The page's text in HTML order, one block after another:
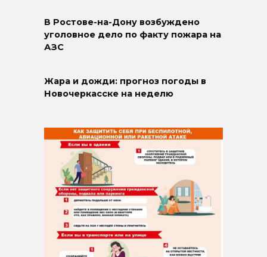
В Ростове-на-Дону возбуждено
уголовное дело по факту пожара на
АЗС
Жара и дожди: прогноз погоды в
Новочеркасске на неделю